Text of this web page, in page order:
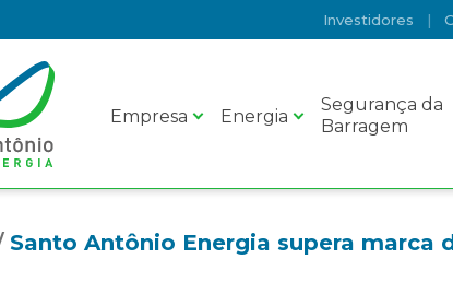
Investidores
Empresa Energia
Segurança da
Barragem
Santo Antônio Energia supera marca